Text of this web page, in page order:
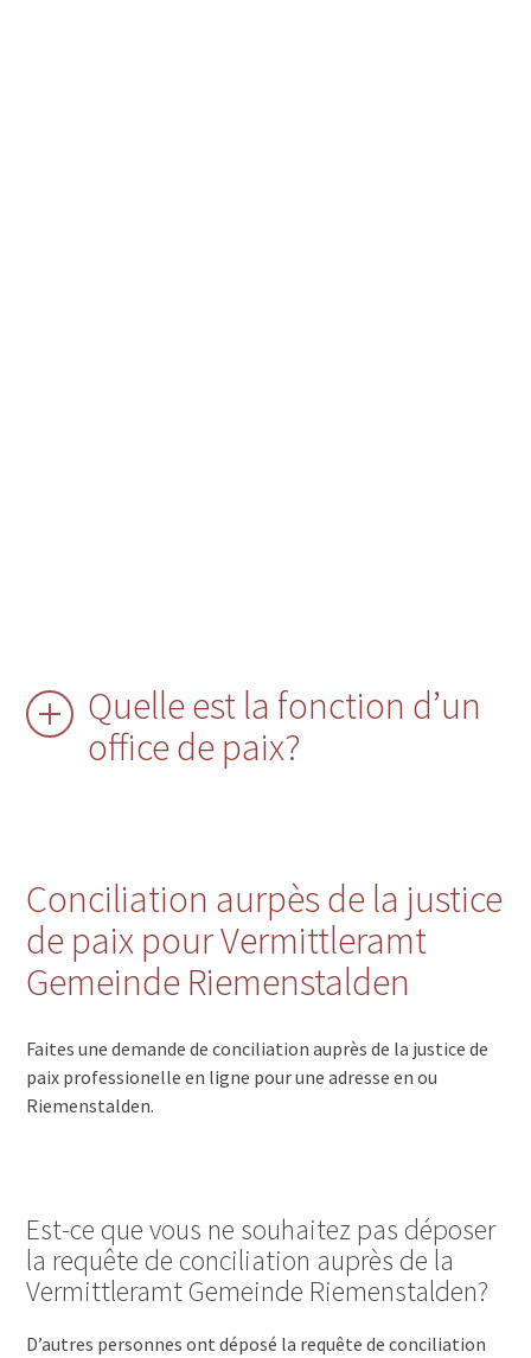
Quelle est la fonction d’un
office de paix?
Conciliation aurpès de la justice
de paix pour Vermittleramt
Gemeinde Riemenstalden
Faites une demande de conciliation auprès de la justice de
paix professionelle en ligne pour une adresse en ou
Riemenstalden.
Est-ce que vous ne souhaitez pas déposer
la requête de conciliation auprès de la
Vermittleramt Gemeinde Riemenstalden?
D’autres personnes ont déposé la requête de conciliation